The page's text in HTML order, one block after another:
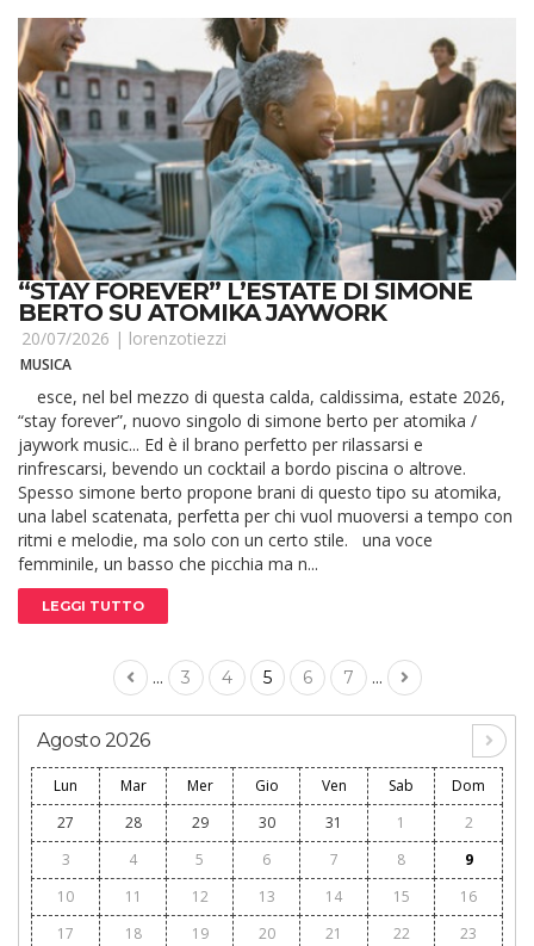
“STAY FOREVER” L’ESTATE DI SIMONE
BERTO SU ATOMIKA JAYWORK
20/07/2026 | lorenzotiezzi
MUSICA
esce, nel bel mezzo di questa calda, caldissima, estate 2026,
“stay forever”, nuovo singolo di simone berto per atomika /
jaywork music... Ed è il brano perfetto per rilassarsi e
rinfrescarsi, bevendo un cocktail a bordo piscina o altrove.
Spesso simone berto propone brani di questo tipo su atomika,
una label scatenata, perfetta per chi vuol muoversi a tempo con
ritmi e melodie, ma solo con un certo stile. una voce
femminile, un basso che picchia ma n...
LEGGI TUTTO
... 3 4 5 6 7 ...
Agosto 2026
Lun Mar Mer Gio Ven Sab
Dom
27
28 29 30 31 1
2
3
4 5 6 7 8
9
10
11 12 13 14 15
16
17
18 19 20 21 22 23